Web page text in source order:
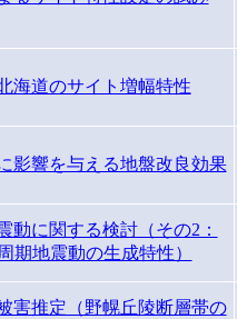
海道のサイト増幅特性
影響を与える地盤改良効果
動に関する検討（その2：
期地震動の生成特性）
害推定（野幌丘陵断層帯の